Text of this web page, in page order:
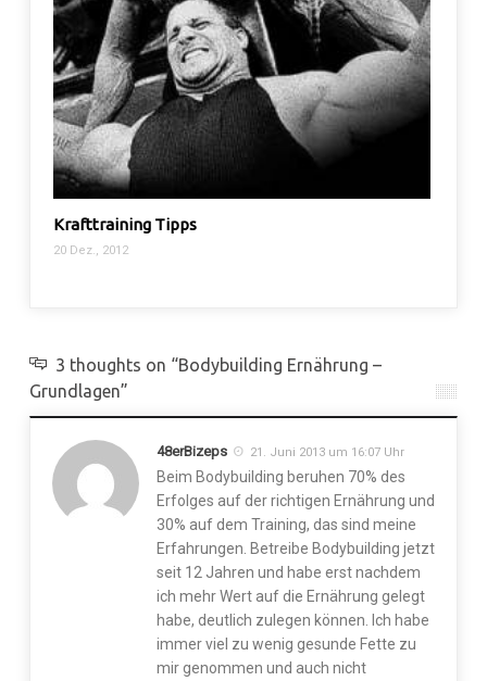
Krafttraining Tipps
20 Dez., 2012
3 thoughts on “Bodybuilding Ernährung –
Grundlagen”
48erBizeps 21. Juni 2013 um 16:07 Uhr
Beim Bodybuilding beruhen 70% des
Erfolges auf der richtigen Ernährung und
30% auf dem Training, das sind meine
Erfahrungen. Betreibe Bodybuilding jetzt
seit 12 Jahren und habe erst nachdem
ich mehr Wert auf die Ernährung gelegt
habe, deutlich zulegen können. Ich habe
immer viel zu wenig gesunde Fette zu
mir genommen und auch nicht